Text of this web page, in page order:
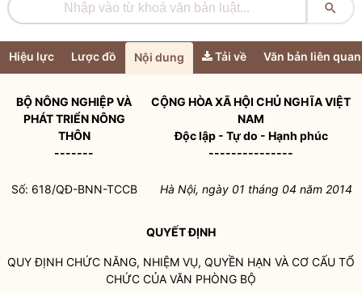

Hiệu lực Lược đồ Nội dung Tải về Văn bản liên quan
BỘ NÔNG NGHIỆPVÀ
PHÁT TRIỂN NÔNG
THÔN
-------
CỘNG HÒA XÃ HỘI CHỦ NGHĨA VIỆT
NAM
Độc lập - Tự do - Hạnh phúc
---------------
Số: 618/QĐ-BNN-TCCB Hà Nội, ngày 01 tháng 04 năm 2014
QUYẾT ĐỊNH
QUY ĐỊNH CHỨC NĂNG, NHIỆM VỤ, QUYỀN HẠN VÀ CƠ CẤU TỔ
CHỨC CỦA VĂN PHÒNG BỘ